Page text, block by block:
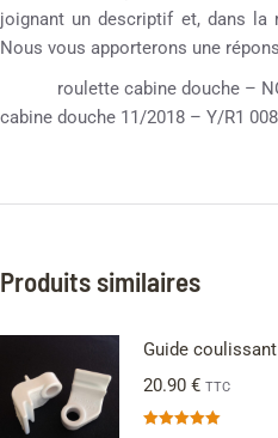
joignant un descriptif et, dans la
Nous vous apporterons une
roulette cabine douche –
cabine douche 11/2018 – Y/R1
Produits similaires
Guide
20.90 € TTC